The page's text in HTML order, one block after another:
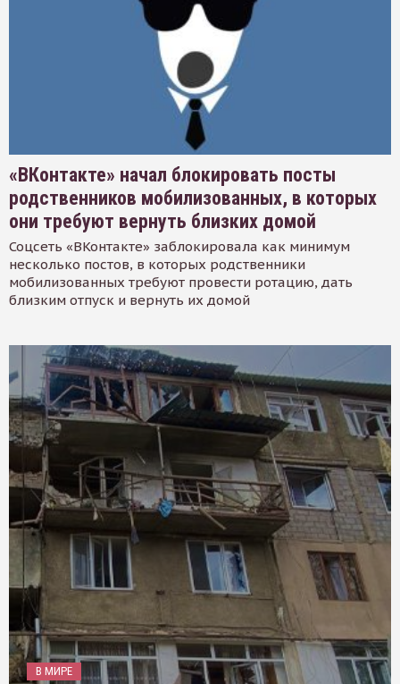
«ВКонтакте» начал блокировать посты
родственников мобилизованных, в которых
они требуют вернуть близких домой
Соцсеть «ВКонтакте» заблокировала как минимум
несколько постов, в которых родственники
мобилизованных требуют провести ротацию, дать
близким отпуск и вернуть их домой
В МИРЕ